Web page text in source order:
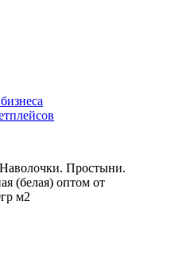
Наволочки. Простыни.
(белая) оптом от
м2